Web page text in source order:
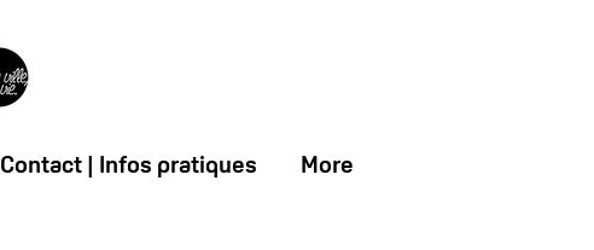
Contact | Infos pratiques More